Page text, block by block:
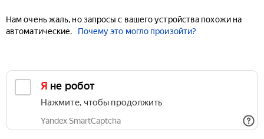
Нам очень жаль, но запросы с вашего устройства похожи на
автоматические.
Почему это могло произойти?
Я не робот
Нажмите, чтобы продолжить
Yandex SmartCaptcha